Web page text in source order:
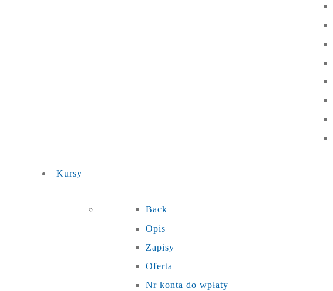
Kursy
Back
Opis
Zapisy
Oferta
Nr konta do wpłaty